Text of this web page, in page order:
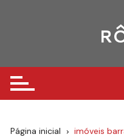
Página inicial imóveis